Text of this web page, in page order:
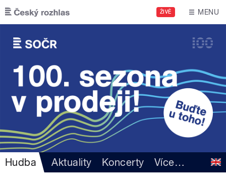
Přejít k hlavnímu obsahu
ŽIVĚ MENU
Hudba Aktuality Koncerty Více…